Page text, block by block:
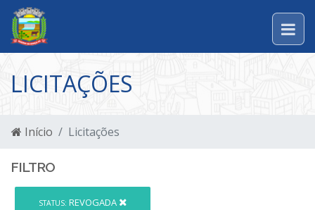
LICITAÇÕES
Início Licitações
FILTRO
STATUS: REVOGADA